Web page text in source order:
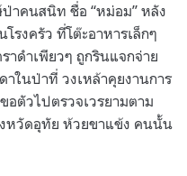
าคนสนิท ชื่อ “หม่อม” หลัง
รงครัว ที่โต๊ะอาหารเล็กๆ
ดำเพียวๆ ถูกรินแจกจ่าย
าในป่าที่ วงเหล้าคุยงานการ
ตัวไปตรวจเวรยามตาม
หวัดอุทัย ห้วยขาแข้ง คนนั้น